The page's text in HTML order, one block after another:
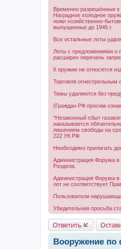
Временно разрешённые к
Наградное холодное
ножи хозяйственно-
выпущенные до 1945 г.
Все остальные лоты
Лоты с предложениями о
расширен перечень
К оружию не относятся
Торговля
Темы удаляются без
(Граждан РФ просим
"Незаконный сбыт
наказывается
лишением свободы на
222 УК РФ.
Необходимо прилагать
Администрация Форума в
Раздела.
Администрация Форума в
лот не соответствует
Пользователи
Убедительная просьба
Ответить
Вооружение по